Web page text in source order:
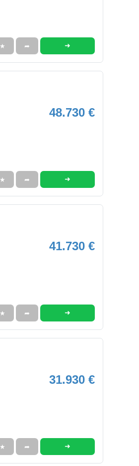
★ ➦ ➜
48.730 €
★ ➦ ➜
41.730 €
★ ➦ ➜
31.930 €
★ ➦ ➜